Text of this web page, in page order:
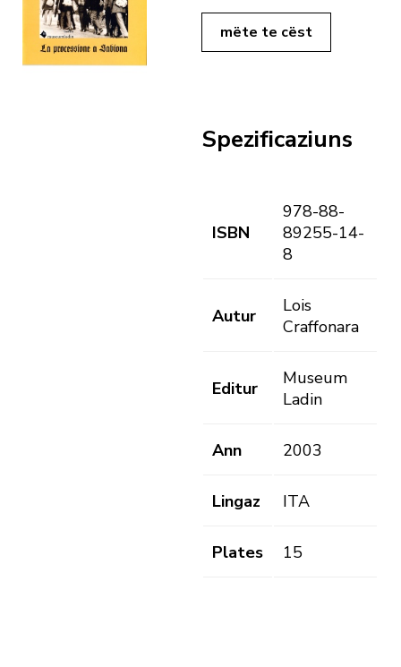
mëte te cëst
Spezificaziuns
ISBN
978-88-
89255-14-
8
Autur
Lois
Craffonara
Editur
Museum
Ladin
Ann 2003
Lingaz ITA
Plates 15